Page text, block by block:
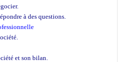
à des questions.
et son bilan.